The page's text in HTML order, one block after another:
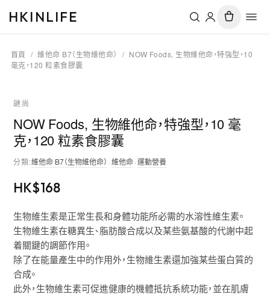
HKINLIFE
首頁 / 維他命 B7（生物維他命） / NOW Foods, 生物維他命，特強型，10
毫克，120 粒素食膠囊
謎尚
NOW Foods, 生物維他命，特強型，10 毫
克，120 粒素食膠囊
分類:維他命 B7（生物維他命） ·維他命·運動營養
HK$168
生物維生素是正常生長和身體功能所必需的水溶性維生素。
生物維生素在糖異生、脂肪酸合成以及某些氨基酸的代謝中起
着關鍵的調節作用。
除了在能量產生中的作用外，生物維生素還加強某些蛋白質的
合成。
此外，生物維生素可促進健康的機體抵抗系統功能，並在肌膚